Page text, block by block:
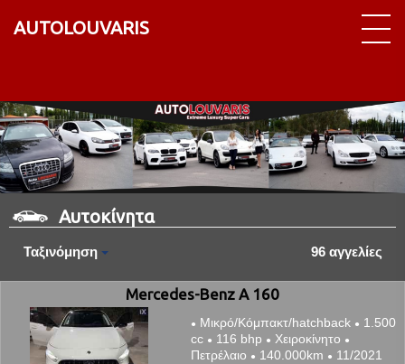
AUTOLOUVARIS
Αυτοκίνητα
Ταξινόμηση 96 αγγελίες
Mercedes-Benz A 160
● Μικρό/Κόμπακτ/hatchback ● 1.500
cc ● 116 bhp ● Χειροκίνητο ●
Πετρέλαιο ● 140.000km ● 11/2021